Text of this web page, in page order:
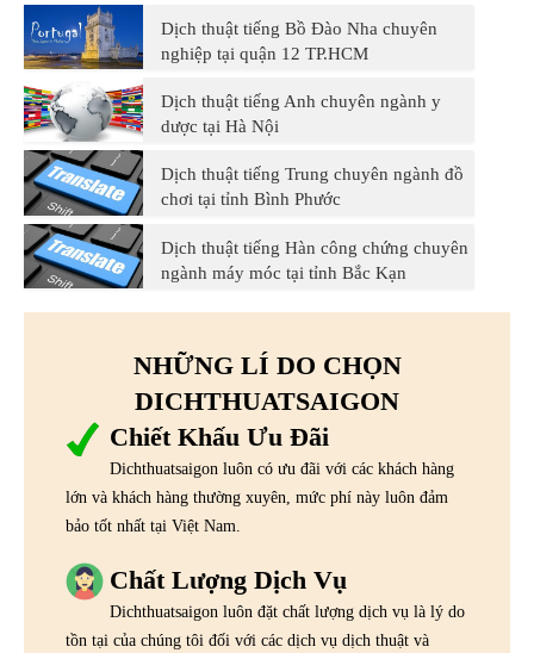
Dịch thuật tiếng Bồ Đào Nha chuyên
nghiệp tại quận 12 TP.HCM
Dịch thuật tiếng Anh chuyên ngành y
dược tại Hà Nội
Dịch thuật tiếng Trung chuyên ngành đồ
chơi tại tỉnh Bình Phước
Dịch thuật tiếng Hàn công chứng chuyên
ngành máy móc tại tỉnh Bắc Kạn
NHỮNG LÍ DO CHỌN
DICHTHUATSAIGON
Chiết Khấu Ưu Đãi
Dichthuatsaigon luôn có ưu đãi với các khách hàng
lớn và khách hàng thường xuyên, mức phí này luôn đảm
bảo tốt nhất tại Việt Nam.
Chất Lượng Dịch Vụ
Dichthuatsaigon luôn đặt chất lượng dịch vụ là lý do
tồn tại của chúng tôi đối với các dịch vụ dịch thuật và